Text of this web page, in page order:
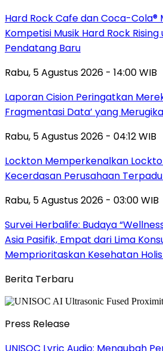
Hard Rock Cafe dan Coca-Cola®
Kompetisi Musik Hard Rock Rising
Pendatang Baru
Rabu, 5 Agustus 2026 - 14:00 WIB
Laporan Cision Peringatkan
Fragmentasi Data’ yang
Rabu, 5 Agustus 2026 - 04:12 WIB
Lockton Memperkenalkan
Kecerdasan Perusahaan
Rabu, 5 Agustus 2026 - 03:00 WIB
Survei Herbalife: Budaya
Asia Pasifik, Empat dari Lima
Memprioritaskan Kesehatan
Berita Terbaru
Press Release